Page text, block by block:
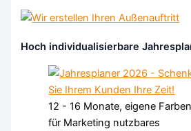
Hoch individualisierbare
12 - 16 Monate, eigene
für Marketing nutzbares